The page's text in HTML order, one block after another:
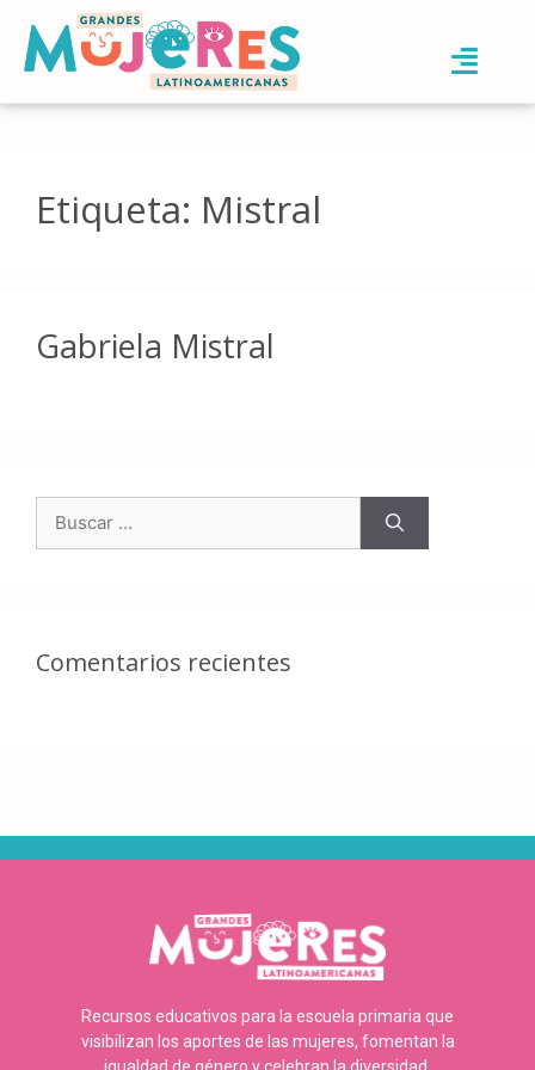
Etiqueta: Mistral
Gabriela Mistral
Comentarios recientes
Recursos educativos para la escuela primaria que
visibilizan los aportes de las mujeres, fomentan la
igualdad de género y celebran la diversidad.